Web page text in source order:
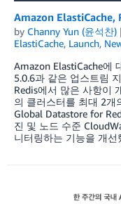
Amazon ElastiCache,
by Channy Yun (윤석찬)
ElastiCache, Launch,
Amazon ElastiCache에
5.0.6과 같은 업스트림
Redis에서 많은 사항이
의 클러스터를 최대 2개
Global Datastore for
진 및 노드 수준
니터링하는 기능을 개